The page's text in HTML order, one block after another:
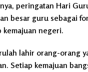
peringatan Hari
besar guru sebagai
kemajuan negeri.
lahir orang-orang
Setiap kemajuan